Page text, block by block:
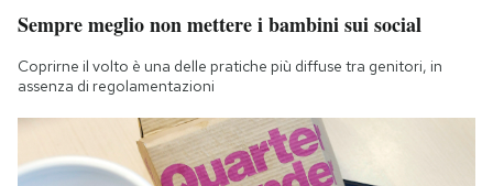
Sempre meglio non mettere i bambini sui social
Coprirne il volto è una delle pratiche più diffuse tra genitori, in
assenza di regolamentazioni